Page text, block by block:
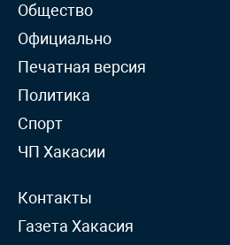
Общество
Официально
Печатная версия
Политика
Спорт
ЧП Хакасии
Контакты
Газета Хакасия